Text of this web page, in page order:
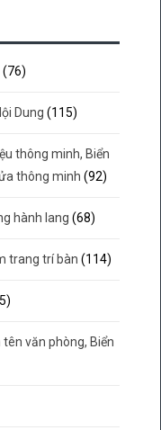
(76)
Dung (115)
thông minh, Biển
thông minh (92)
hành lang (68)
trang trí bàn (114)
tên văn phòng, Biển